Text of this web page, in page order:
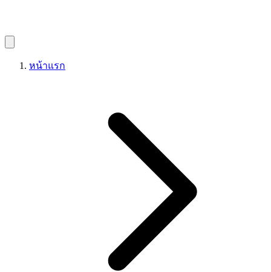
หน้าแรก